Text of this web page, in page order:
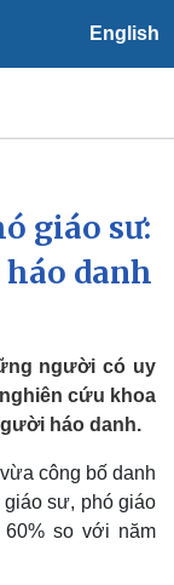
English
tiết
giáo sư:
danh
người có uy
cứu khoa
háo danh.
công bố danh
sư, phó giáo
60% so với năm